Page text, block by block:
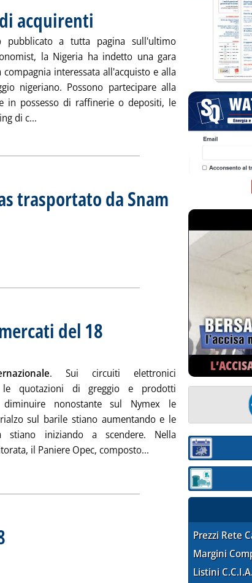
acquirenti . Pubblicata venerdì 18 settembre 2015 alle 17.4.
pubblicato a tutta pagina sull'ultimo
la Nigeria ha indetto una gara
compagnia interessata all'acquisto e alla
nigeriano. Possono partecipare alla
in possesso di raffinerie o depositi, le
di c... Leggi tutta la notizia: 'Greggio, Nigeria in cerca
trasportato da Snam
2015
15.17.
gas trasportato da Snam Rete Gas'
del 18
. Sui circuiti elettronici
le quotazioni di greggio e prodotti
nonostante sul Nymex le
sul barile stiano aumentando e le
stiano iniziando a scendere. Nella
il Paniere Opec, composto... Leggi tutta la notizia:
Sezione:
Sezione:
Prezzi Rete
Margini
Listini